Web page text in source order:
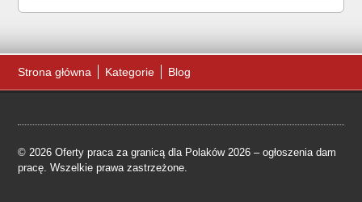
Strona główna Kategorie Blog
© 2026 Oferty praca za granicą dla Polaków 2026 – ogłoszenia dam
pracę. Wszelkie prawa zastrzeżone.